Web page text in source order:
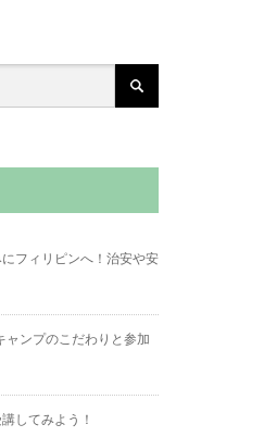
にフィリピンへ！治安や安
ャンプのこだわりと参加
してみよう！